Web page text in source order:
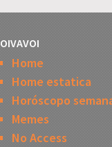
OIVAVOI
Home
Home estatica
Horóscopo
Memes
No Access